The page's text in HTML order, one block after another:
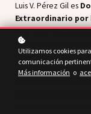
Luis V. Pérez Gil es
Extraordinario por
Profesor de
Internacionales
la Universitat
Seguridad y
Instituto Español
Ministerio de
Utilizamos cookies
comunicación
Más información o